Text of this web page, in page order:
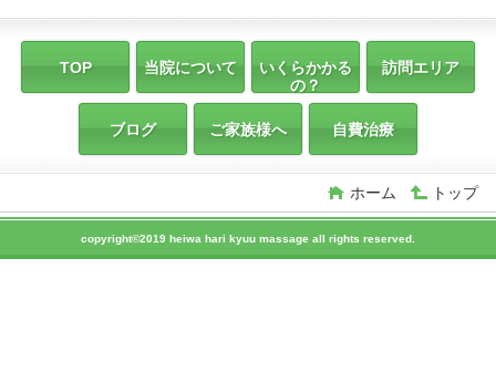
TOP 当院について
いくらかかる
の？
訪問エリア
ブログ ご家族様へ 自費治療
ホーム トップ
copyright©2019 heiwa hari kyuu massage all rights reserved.